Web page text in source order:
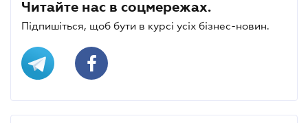
Читайте нас в соцмережах.
Підпишіться, щоб бути в курсі усіх бізнес-новин.